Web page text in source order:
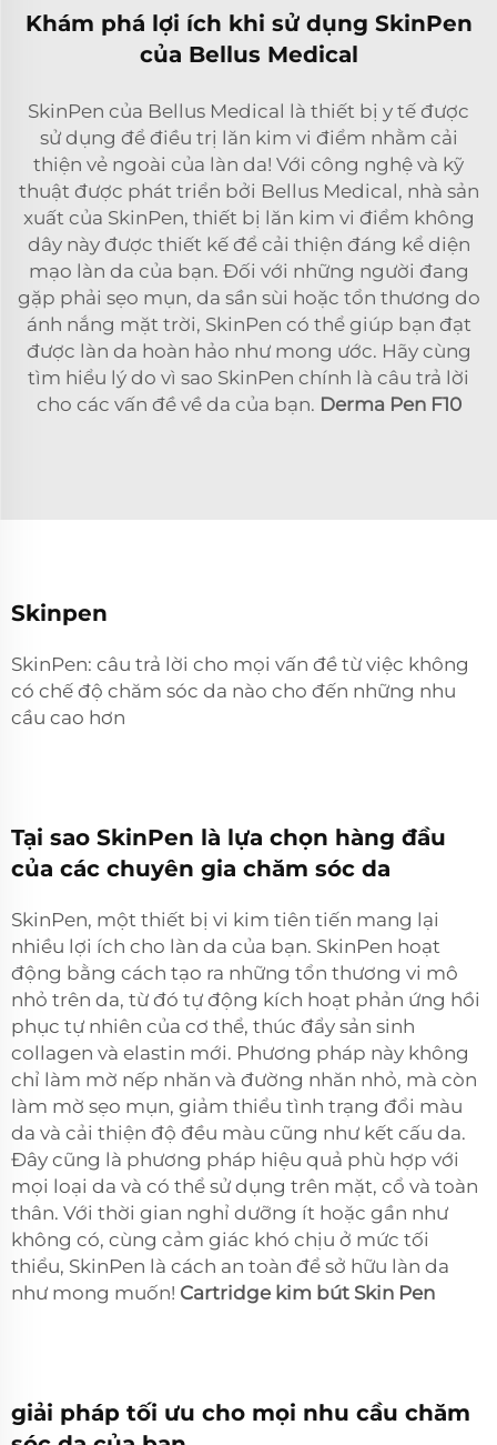
Khám phá lợi ích khi sử dụng SkinPen
của Bellus Medical
SkinPen của Bellus Medical là thiết bị y tế được
sử dụng để điều trị lăn kim vi điểm nhằm cải
thiện vẻ ngoài của làn da! Với công nghệ và kỹ
thuật được phát triển bởi Bellus Medical, nhà sản
xuất của SkinPen, thiết bị lăn kim vi điểm không
dây này được thiết kế để cải thiện đáng kể diện
mạo làn da của bạn. Đối với những người đang
gặp phải sẹo mụn, da sần sùi hoặc tổn thương do
ánh nắng mặt trời, SkinPen có thể giúp bạn đạt
được làn da hoàn hảo như mong ước. Hãy cùng
tìm hiểu lý do vì sao SkinPen chính là câu trả lời
cho các vấn đề về da của bạn. Derma Pen F10
Skinpen
SkinPen: câu trả lời cho mọi vấn đề từ việc không
có chế độ chăm sóc da nào cho đến những nhu
cầu cao hơn
Tại sao SkinPen là lựa chọn hàng đầu
của các chuyên gia chăm sóc da
SkinPen, một thiết bị vi kim tiên tiến mang lại
nhiều lợi ích cho làn da của bạn. SkinPen hoạt
động bằng cách tạo ra những tổn thương vi mô
nhỏ trên da, từ đó tự động kích hoạt phản ứng hồi
phục tự nhiên của cơ thể, thúc đẩy sản sinh
collagen và elastin mới. Phương pháp này không
chỉ làm mờ nếp nhăn và đường nhăn nhỏ, mà còn
làm mờ sẹo mụn, giảm thiểu tình trạng đổi màu
da và cải thiện độ đều màu cũng như kết cấu da.
Đây cũng là phương pháp hiệu quả phù hợp với
mọi loại da và có thể sử dụng trên mặt, cổ và toàn
thân. Với thời gian nghỉ dưỡng ít hoặc gần như
không có, cùng cảm giác khó chịu ở mức tối
thiểu, SkinPen là cách an toàn để sở hữu làn da
như mong muốn! Cartridge kim bút Skin Pen
giải pháp tối ưu cho mọi nhu cầu chăm